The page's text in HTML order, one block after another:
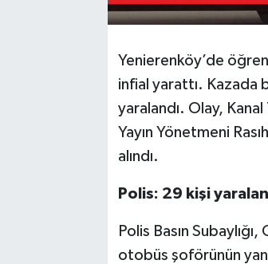
Yenierenköy’de
infial yarattı. Kazada
yaralandı. Olay,
Yayın Yönetmeni
alındı.
Polis: 29 kişi
Polis Basın
otobüs şoförünün